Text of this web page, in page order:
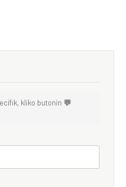
kliko butonin 💬